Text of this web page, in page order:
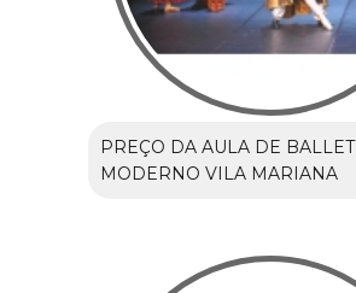
PREÇO DA AULA DE BALLET
MODERNO VILA MARIANA